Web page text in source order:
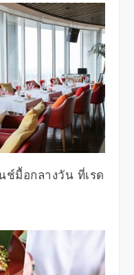
ช์มื้อกลางวัน ที่เรด